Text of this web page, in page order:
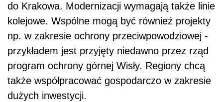
do Krakowa. Modernizacji wymagają także linie
kolejowe. Wspólne mogą być również projekty
np. w zakresie ochrony przeciwpowodziowej -
przykładem jest przyjęty niedawno przez rząd
program ochrony górnej Wisły. Regiony chcą
także współpracować gospodarczo w zakresie
dużych inwestycji.